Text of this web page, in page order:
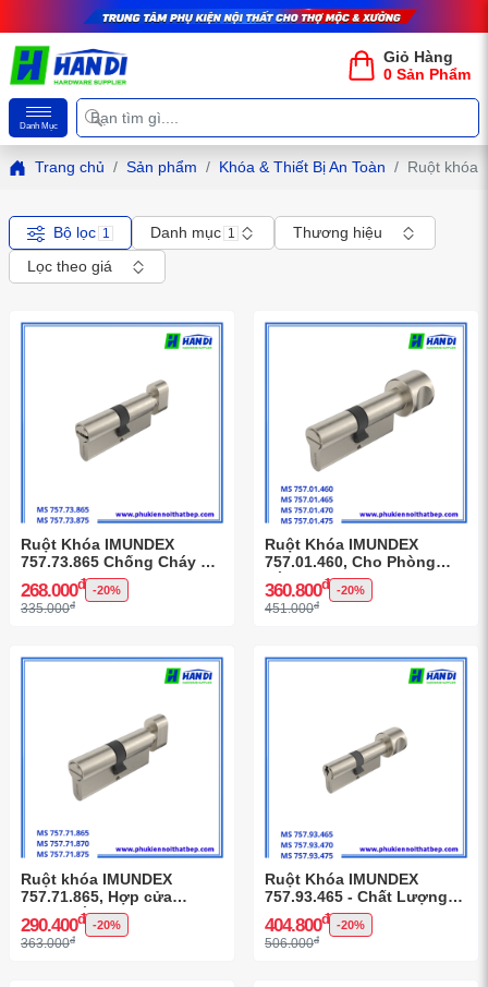
Giỏ Hàng
0 Sản Phẩm
Danh Mục
Trang chủ Sản phẩm Khóa & Thiết Bị An Toàn Ruột khóa
Bộ lọc 1 Danh mục 1
Thương hiệu
Lọc theo giá
Ruột Khóa IMUNDEX
757.73.865 Chống Cháy 1
Chìa - 1 Vặn
268.000đ -20%
335.000đ
Ruột Khóa IMUNDEX
757.01.460, Cho Phòng
Tắm Tiện Lợi
360.800đ -20%
451.000đ
Ruột khóa IMUNDEX
757.71.865, Hợp cửa
phòng tắm
290.400đ -20%
363.000đ
Ruột Khóa IMUNDEX
757.93.465 - Chất Lượng
404.800đ -20%
506.000đ